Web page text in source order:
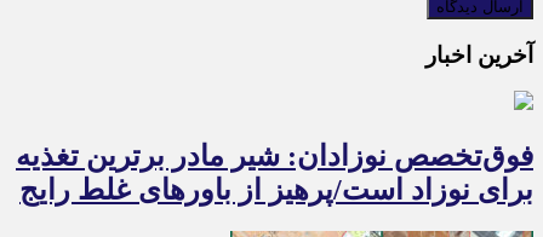
آخرین اخبار
فوق‌تخصص نوزادان: شیر مادر برترین تغذیه
برای نوزاد است/پرهیز از باورهای غلط رایج